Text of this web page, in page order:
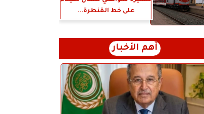
على خط القنطرة...
أهم الأخبار